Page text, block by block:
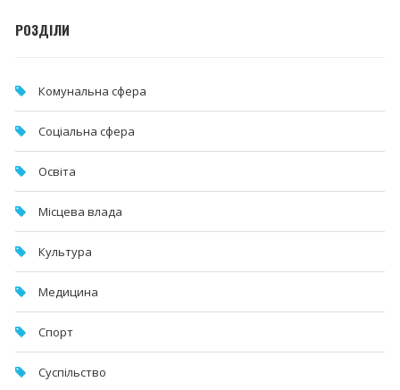
РОЗДІЛИ
Комунальна cфера
Соціальна сфера
Освіта
Місцева влада
Культура
Медицина
Спорт
Суспільство